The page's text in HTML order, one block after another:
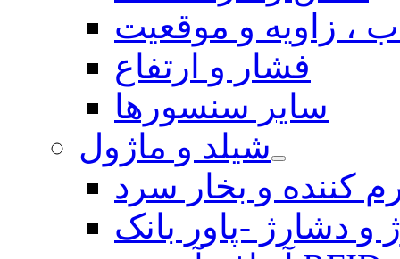
، زاویه و موقعیت
فشار و ارتفاع
سایر سنسورها
شیلد و ماژول
کننده و بخار سرد
و دشارژ -پاور بانک